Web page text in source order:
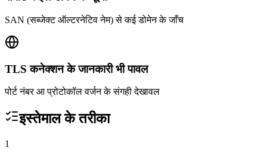
SAN (सब्जेक्ट ऑल्टरनेटिव नेम) से कई डोमेन के जाँच
TLS कनेक्शन के जानकारी भी पावल
पोर्ट नंबर आ प्रोटोकॉल वर्जन के संगही देखावल
इस्तेमाल के तरीका
1